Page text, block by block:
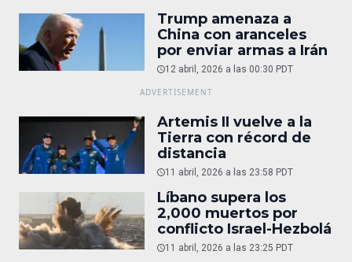
Trump amenaza a
China con aranceles
por enviar armas a Irán
12 abril, 2026 a las 00:30 PDT
Artemis II vuelve a la
Tierra con récord de
distancia
11 abril, 2026 a las 23:58 PDT
Líbano supera los
2,000 muertos por
conflicto Israel-Hezbolá
11 abril, 2026 a las 23:25 PDT